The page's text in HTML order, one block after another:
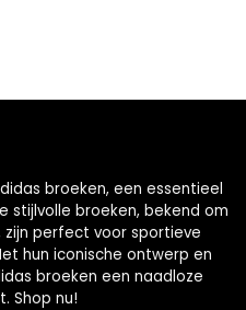
broeken, een essentieel
stijlvolle broeken, bekend om
perfect voor sportieve
hun iconische ontwerp en
broeken een naadloze
Shop nu!